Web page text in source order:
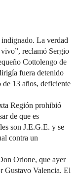
La verdad
vivo”, reclamó Sergio
Cottolengo de
fuera detenido
de 13 años, deficiente
Región prohibió
de que es
son J.E.G.E. y se
contra un
Orione, que ayer
Gustavo Valencia. El